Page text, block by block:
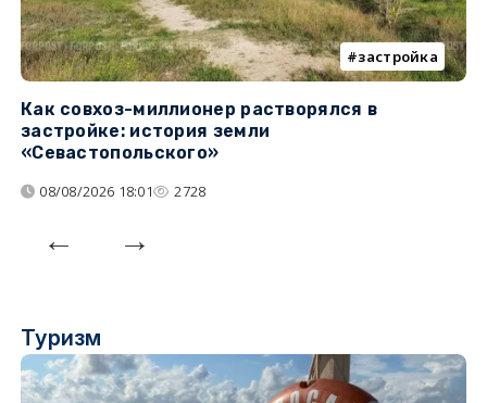
застройка
Как совхоз-миллионер растворялся в
застройке: история земли
«Севастопольского»
08/08/2026 18:01 2728
Туризм